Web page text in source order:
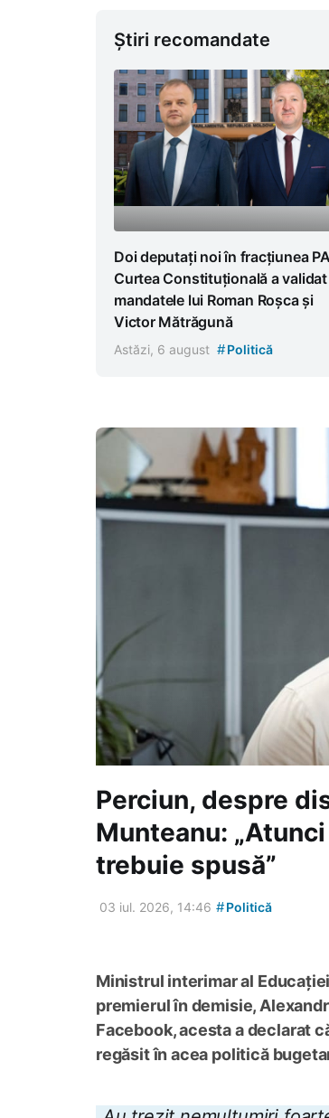
Știri recomandate
Doi deputați noi în fracțiunea
Curtea Constituțională a validat
mandatele lui Roman Roșca și
Victor Mătrăgună
Astăzi, 6 august #Politică
Perciun, despre
Munteanu:
trebuie spusă”
03 iul. 2026, 14:46 #Politică
Ministrul interimar al
premierul în demisie,
Facebook, acesta a declarat
regăsit în acea politică